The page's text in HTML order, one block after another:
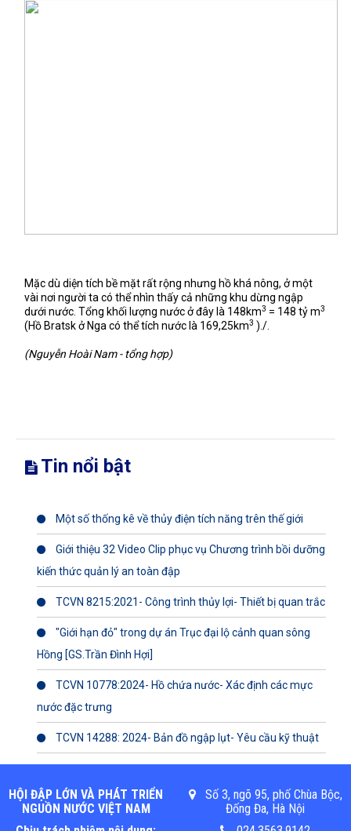
Mặc dù diện tích bề mặt rất rộng nhưng hồ khá nông, ở một
vài nơi người ta có thể nhìn thấy cả những khu dừng ngập
dưới nước. Tổng khối lượng nước ở đây là 148km3 = 148 tỷ m3
(Hồ Bratsk ở Nga có thể tích nước là 169,25km3 )./.
(Nguyễn Hoài Nam - tổng hợp)
Tin nổi bật
Một số thống kê về thủy điện tích năng trên thế giới
Giới thiệu 32 Video Clip phục vụ Chương trình bồi dưỡng
kiến thức quản lý an toàn đập
TCVN 8215:2021- Công trình thủy lợi- Thiết bị quan trắc
"Giới hạn đỏ" trong dự án Trục đại lộ cảnh quan sông
Hồng [GS.Trần Đình Hợi]
TCVN 10778:2024- Hồ chứa nước- Xác định các mực
nước đặc trưng
TCVN 14288: 2024- Bản đồ ngập lụt- Yêu cầu kỹ thuật
HỘI ĐẬP LỚN VÀ PHÁT TRIỂN
NGUỒN NƯỚC VIỆT NAM
Số 3, ngõ 95, phố Chùa Bộc,
Đống Đa, Hà Nội